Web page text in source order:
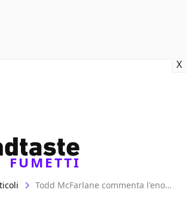
X
FUMETTI
Todd McFarlane commenta l'enorme successo del rilancio dell'universo di Spawn